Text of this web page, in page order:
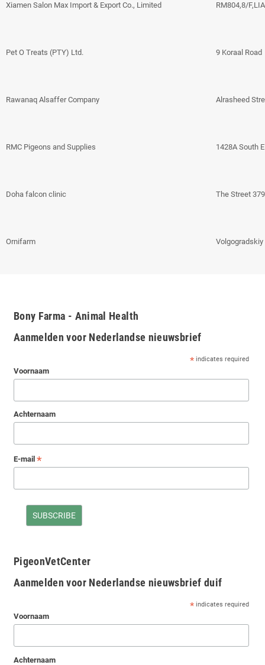
Xiamen Salon Max Import & Export Co., Limited RM804,8/
Pet O Treats (PTY) Ltd. 9 Koraal Road
Rawanaq Alsaffer Company Alrasheed
RMC Pigeons and Supplies 1428A South
Doha falcon clinic The Street
Ornifarm Volgogradskiy
Bony Farma - Animal Health
Aanmelden voor Nederlandse nieuwsbrief
* indicates required
Voornaam
Achternaam
E-mail *
PigeonVetCenter
Aanmelden voor Nederlandse nieuwsbrief duif
* indicates required
Voornaam
Achternaam